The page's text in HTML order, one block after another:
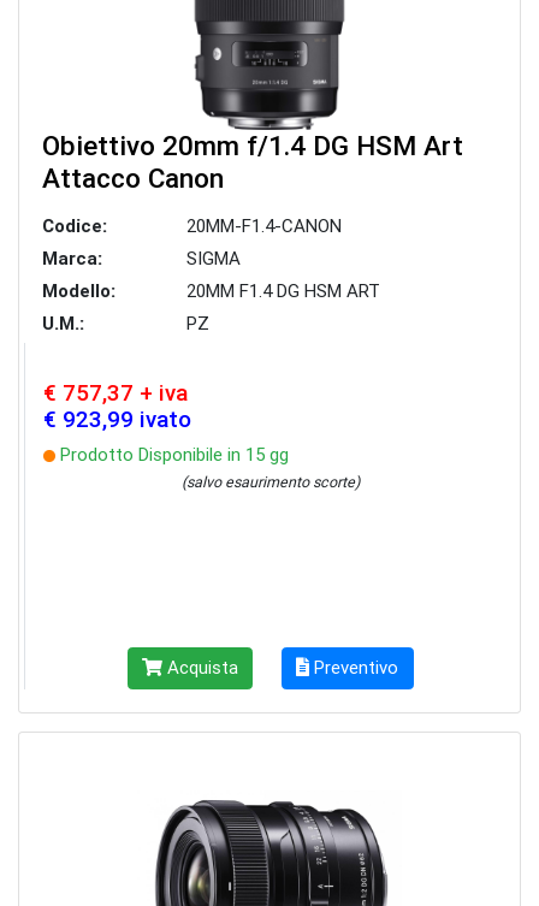
Obiettivo 20mm f/1.4 DG HSM Art
Attacco Canon
Codice:
20MM-F1.4-CANON
Marca:
SIGMA
Modello:
20MM F1.4 DG HSM ART
U.M.:
PZ
€ 757,37 + iva
€ 923,99 ivato
Prodotto Disponibile in 15 gg
(salvo esaurimento scorte)
Acquista Preventivo